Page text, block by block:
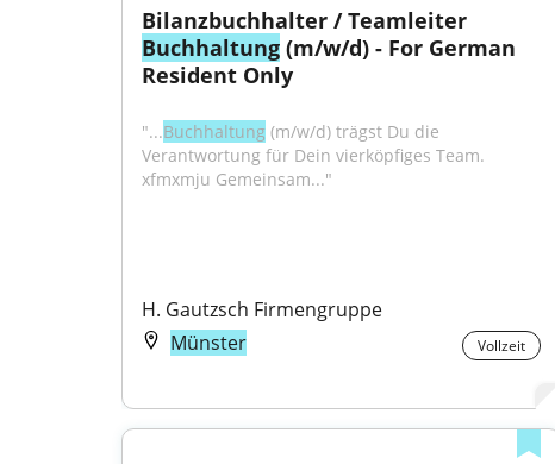
Buchhaltung (m/w/d) - For German
Resident Only
"...Buchhaltung (m/w/d) trägst Du die
Verantwortung für Dein vierköpfiges Team.
xfmxmju Gemeinsam..."
H. Gautzsch Firmengruppe
Münster
Vollzeit